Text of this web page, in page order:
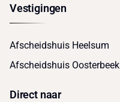
Vestigingen
Afscheidshuis Heelsum
Afscheidshuis Oosterbeek
Direct naar